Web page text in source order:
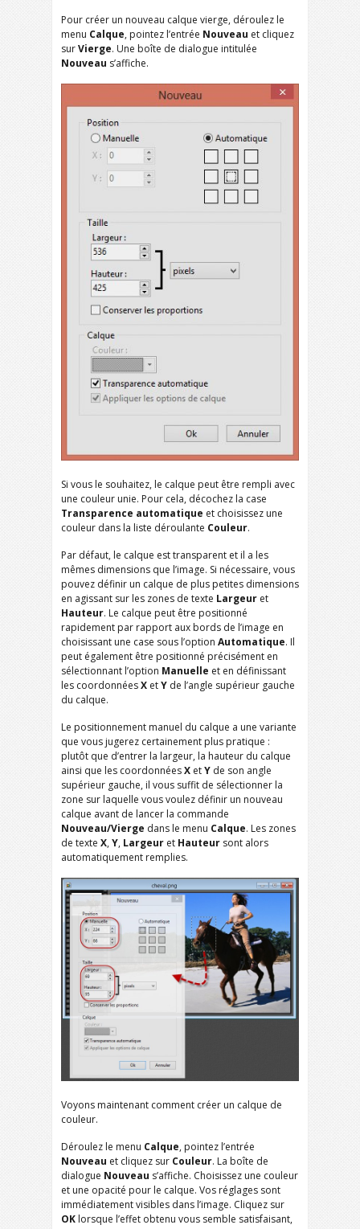
Pour créer un nouveau calque vierge, déroulez le
menu Calque, pointez l’entrée Nouveau et cliquez
surVierge. Une boîte de dialogue intitulée
Nouveau s’affiche.
Si vous le souhaitez, le calque peut être rempli avec
une couleur unie. Pour cela, décochez la case
Transparence automatique et choisissez une
couleur dans la liste déroulante Couleur.
Par défaut, le calque est transparent et il a les
mêmes dimensions que l’image. Si nécessaire, vous
pouvez définir un calque de plus petites dimensions
en agissant sur les zones de texte Largeur et
Hauteur. Le calque peut être positionné
rapidement par rapport aux bords de l’image en
choisissant une case sous l’option Automatique. Il
peut également être positionné précisément en
sélectionnant l’option Manuelle et en définissant
les coordonnéesX etY de l’angle supérieur gauche
du calque.
Le positionnement manuel du calque a une variante
que vous jugerez certainement plus pratique :
plutôt que d’entrer la largeur, la hauteur du calque
ainsi que les coordonnéesX etY de son angle
supérieur gauche, il vous suffit de sélectionner la
zone sur laquelle vous voulez définir un nouveau
calque avant de lancer la commande
Nouveau/Vierge dans le menu Calque. Les zones
de texte X,Y, Largeur et Hauteur sont alors
automatiquement remplies.
Voyons maintenant comment créer un calque de
couleur.
Déroulez le menu Calque, pointez l’entrée
Nouveau et cliquez sur Couleur. La boîte de
dialogue Nouveau s’affiche. Choisissez une couleur
et une opacité pour le calque. Vos réglages sont
immédiatement visibles dans l’image. Cliquez sur
OK lorsque l’effet obtenu vous semble satisfaisant,